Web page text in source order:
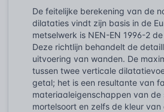
De feitelijke berekening van de
dilataties vindt zijn basis in de
metselwerk is NEN-EN 1996-2
Deze richtlijn behandelt de
uitvoering van wanden. De
tussen twee verticale
getal; het is een resultante van
materiaaleigenschappen van de
mortelsoort en zelfs de kleur van